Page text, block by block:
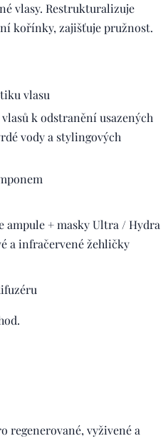
vlasy. Restrukturalizuje
kořínky, zajišťuje pružnost.
vlasu
k odstranění usazených
vody a stylingových
ampule + masky Ultra / Hydra
a infračervené žehličky
regenerované, vyživené a